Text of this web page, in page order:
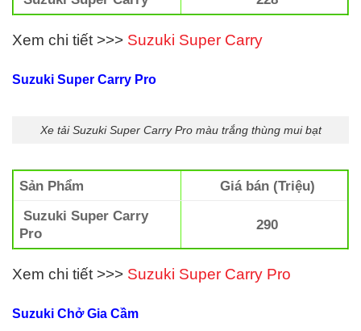
Xem chi tiết >>> Suzuki Super Carry
Suzuki Super Carry Pro
Xe tải Suzuki Super Carry Pro màu trắng thùng mui bạt
Sản Phẩm
Giá bán (Triệu)
Suzuki Super Carry
Pro
290
Xem chi tiết >>> Suzuki Super Carry Pro
Suzuki Chở Gia Cầm